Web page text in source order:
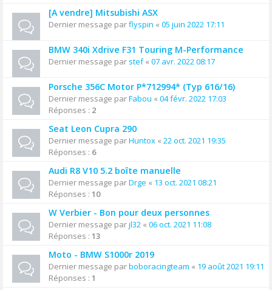
[A vendre] Mitsubishi ASX
Dernier message parflyspin « 05 juin 2022 17:11
BMW 340i Xdrive F31 Touring M-Performance
Dernier message par stef« 07 avr. 2022 08:17
Porsche 356C Motor P*712994* (Typ 616/16)
Dernier message parFabou « 04 févr. 2022 17:03
Réponses : 2
Seat Leon Cupra 290
Dernier message parHuntox « 22 oct. 2021 19:35
Réponses : 6
Audi R8 V10 5.2 boîte manuelle
Dernier message parDrge « 13 oct. 2021 08:21
Réponses : 10
W Verbier - Bon pour deux personnes
Dernier message parjl32 « 06 oct. 2021 11:08
Réponses : 13
Moto - BMW S1000r 2019
Dernier message parboboracingteam « 19 août 2021 19:11
Réponses : 1